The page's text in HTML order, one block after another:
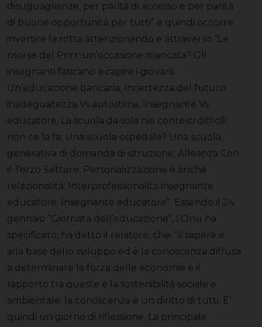
disuguaglianze, per parità di accesso e per parità
di buone opportunità per tutti” e quindi occorre
invertire la rotta attenzionando e attraverso “Le
risorse del Pnrr: un’occasione mancata? Gli
insegnanti faticano a capire i giovani;
Un’educazione bancaria; Incertezza del futuro:
inadeguatezza Vs autostima; Insegnante Vs
educatore; La scuola da sola nei contesti difficili
non ce la fa; Una scuola ospedale? Una scuola
generativa di domanda di istruzione; Alleanza Con
il Terzo Settore; Personalizzazione è anche
relazionalità; Interprofessionalità insegnante
educatore; Insegnante educatore”. Essendo il 24
gennaio “Giornata dell’educazione”, l’Onu ha
specificato, ha detto il relatore, che: “il sapere è
alla base dello sviluppo ed è la conoscenza diffusa
a determinare la forza delle economie e il
rapporto tra queste e la sostenibilità sociale e
ambientale; la conoscenza è un diritto di tutti. E’
quindi un giorno di riflessione. La principale